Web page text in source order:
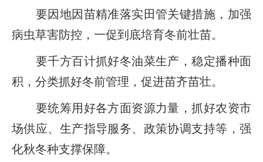
要因地因苗精准落实田管关键措施，加强
病虫草害防控，一促到底培育冬前壮苗。
要千方百计抓好冬油菜生产，稳定播种面
积，分类抓好冬前管理，促进苗齐苗壮。
要统筹用好各方面资源力量，抓好农资市
场供应、生产指导服务、政策协调支持等，强
化秋冬种支撑保障。